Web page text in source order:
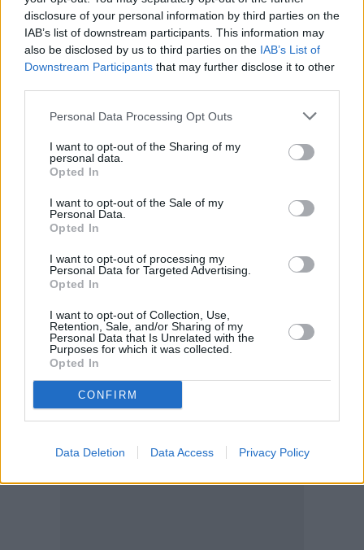
disclosure of your personal information by third parties on the
IAB’s list of downstream participants. This information may
also be disclosed by us to third parties on the IAB’s List of
Downstream Participants that may further disclose it to other
Personal Data Processing Opt Outs
I want to opt-out of the Sharing of my
personal data.
Opted In
I want to opt-out of the Sale of my
Personal Data.
Opted In
I want to opt-out of processing my
Personal Data for Targeted Advertising.
Opted In
I want to opt-out of Collection, Use,
Retention, Sale, and/or Sharing of my
Personal Data that Is Unrelated with the
Purposes for which it was collected.
Opted In
CONFIRM
Data Deletion Data Access Privacy Policy
Το Mega και ο Antenna διεκδικούν μέρος του
League.
Novaδεν μπήκε στον διαγωνισμό, έχοντας
ξεκαθαρίσει ότι όσον αφορά τις αθλητικές
μπάσκετ της Euroleague.